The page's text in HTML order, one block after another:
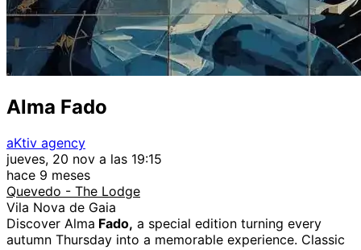
Alma Fado
aKtiv agency
jueves, 20 nov a las 19:15
hace 9 meses
Quevedo - The Lodge
Vila Nova de Gaia
Discover Alma Fado, a special edition turning every
autumn Thursday into a memorable experience. Classic